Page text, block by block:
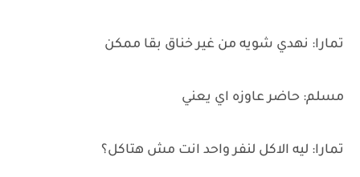
تمارا: نهدي شويه من غير خناق بقا ممكن
مسلم: حاضر عاوزه اي يعني
تمارا: ليه الاكل لنفر واحد انت مش هتاكل؟